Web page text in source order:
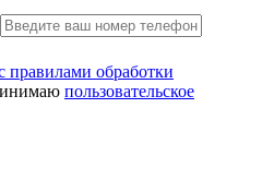
правилами обработки
пользовательское